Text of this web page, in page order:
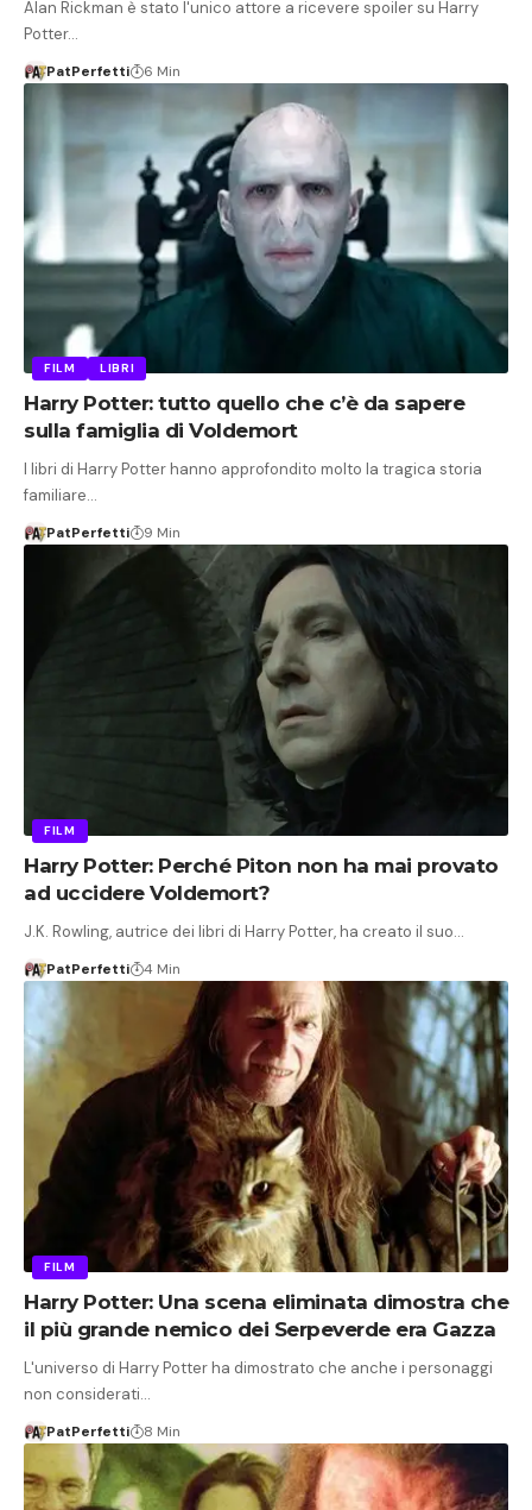
Alan Rickman è stato l'unico attore a ricevere spoiler su Harry
Potter…
PatPerfetti 6 Min
FILM LIBRI
Harry Potter: tutto quello che c’è da sapere
sulla famiglia di Voldemort
I libri di Harry Potter hanno approfondito molto la tragica storia
familiare…
PatPerfetti 9 Min
FILM
Harry Potter: Perché Piton non ha mai provato
ad uccidere Voldemort?
J.K. Rowling, autrice dei libri di Harry Potter, ha creato il suo…
PatPerfetti 4 Min
FILM
Harry Potter: Una scena eliminata dimostra che
il più grande nemico dei Serpeverde era Gazza
L'universo di Harry Potter ha dimostrato che anche i personaggi
non considerati…
PatPerfetti 8 Min